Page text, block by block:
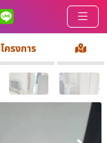
โครงการ